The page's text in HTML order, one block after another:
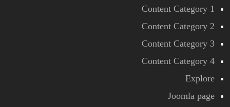
Content Category 1
Content Category 2
Content Category 3
Content Category 4
Explore
Joomla page